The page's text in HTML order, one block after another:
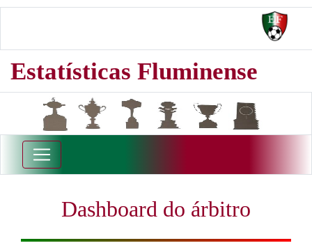
Estatísticas Fluminense
Dashboard do árbitro